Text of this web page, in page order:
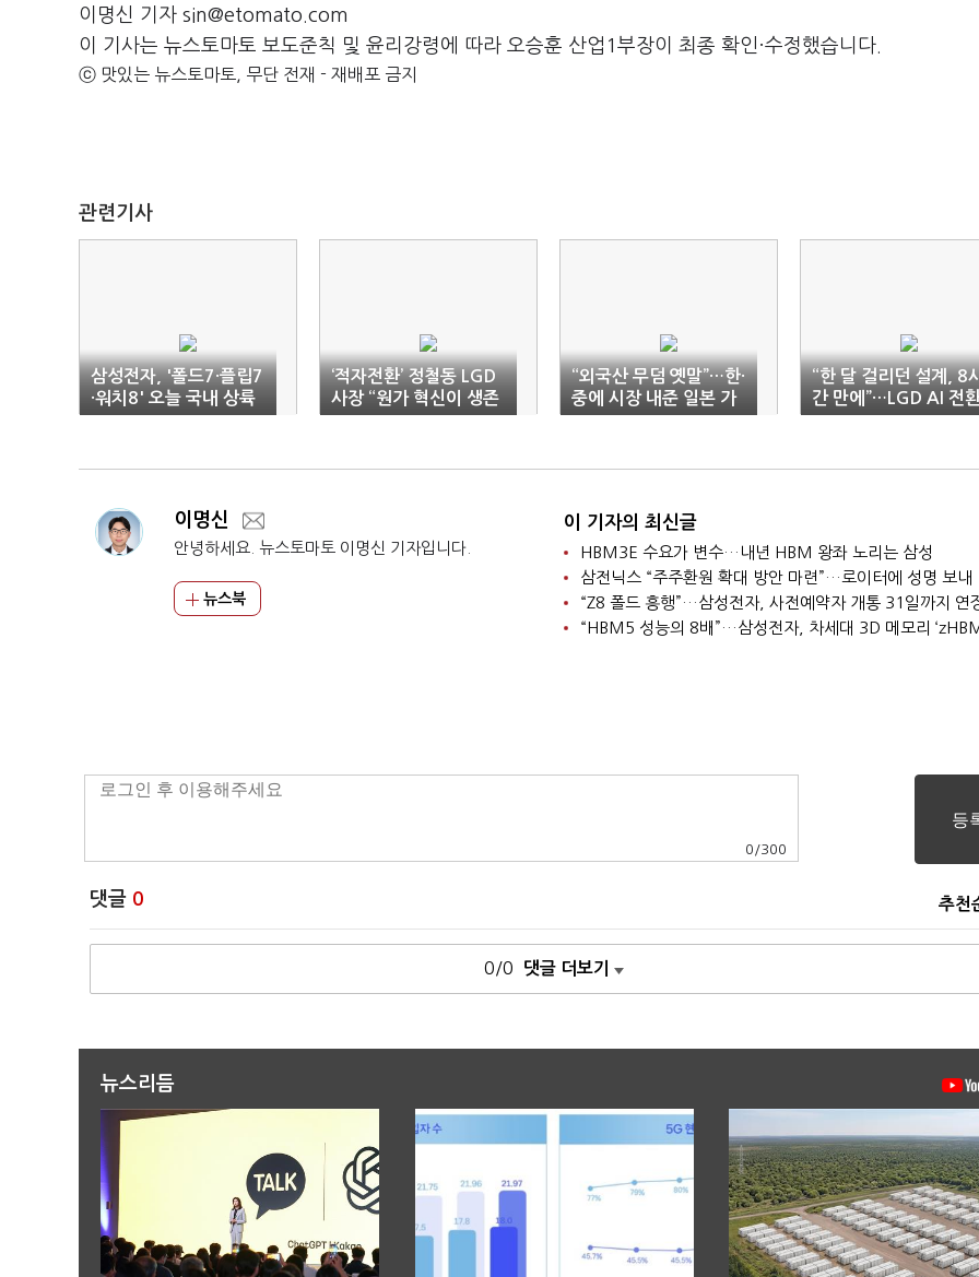
이명신 기자 sin@etomato.com
이 기사는 뉴스토마토 보도준칙 및 윤리강령에 따라 오승훈 산업1부장이 최종 확인·수정했습니다.
ⓒ 맛있는 뉴스토마토, 무단 전재 - 재배포 금지
관련기사
삼성전자, '폴드7·플립7
·워치8' 오늘 국내 상륙
‘적자전환’ 정철동 LGD
사장 “원가 혁신이 생존
조건”
“외국산 무덤 옛말”…한·
중에 시장 내준 일본 가
전
“한 달 걸리던 설계, 8
간 만에”…LGD AI 전
성과
이명신
안녕하세요. 뉴스토마토 이명신 기자입니다.
뉴스북
이 기자의 최신글
HBM3E 수요가 변수…내년 HBM 왕좌 노리는 삼성
삼전닉스 “주주환원 확대 방안 마련”…로이터에 성명 보내
“Z8 폴드 흥행”…삼성전자, 사전예약자 개통 31일까지 연
“HBM5 성능의 8배”…삼성전자, 차세대 3D 메모리
0 /300
댓글 0 추천
0/0 댓글 더보기
뉴스리듬